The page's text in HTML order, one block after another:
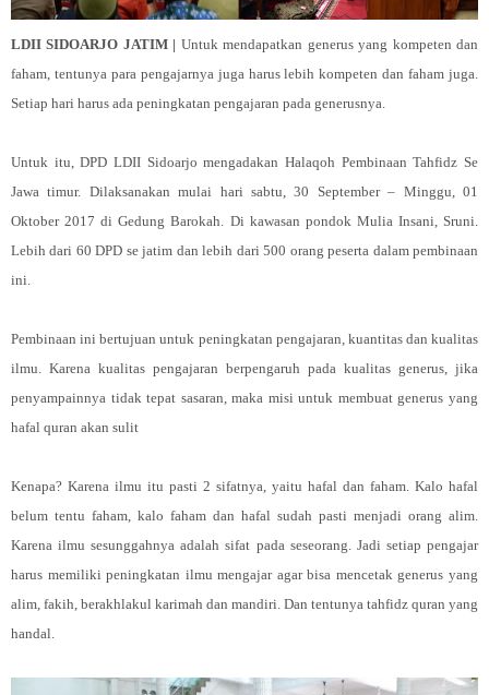
LDII SIDOARJO JATIM | Untuk mendapatkan generus yang kompeten dan
faham, tentunya para pengajarnya juga harus lebih kompeten dan faham juga.
Setiap hari harus ada peningkatan pengajaran pada generusnya.
Untuk itu, DPD LDII Sidoarjo mengadakan Halaqoh Pembinaan Tahfidz Se
Jawa timur. Dilaksanakan mulai hari sabtu, 30 September – Minggu, 01
Oktober 2017 di Gedung Barokah. Di kawasan pondok Mulia Insani, Sruni.
Lebih dari 60 DPD se jatim dan lebih dari 500 orang peserta dalam pembinaan
ini.
Pembinaan ini bertujuan untuk peningkatan pengajaran, kuantitas dan kualitas
ilmu. Karena kualitas pengajaran berpengaruh pada kualitas generus, jika
penyampainnya tidak tepat sasaran, maka misi untuk membuat generus yang
hafal quran akan sulit
Kenapa? Karena ilmu itu pasti 2 sifatnya, yaitu hafal dan faham. Kalo hafal
belum tentu faham, kalo faham dan hafal sudah pasti menjadi orang alim.
Karena ilmu sesunggahnya adalah sifat pada seseorang. Jadi setiap pengajar
harus memiliki peningkatan ilmu mengajar agar bisa mencetak generus yang
alim, fakih, berakhlakul karimah dan mandiri. Dan tentunya tahfidz quran yang
handal.